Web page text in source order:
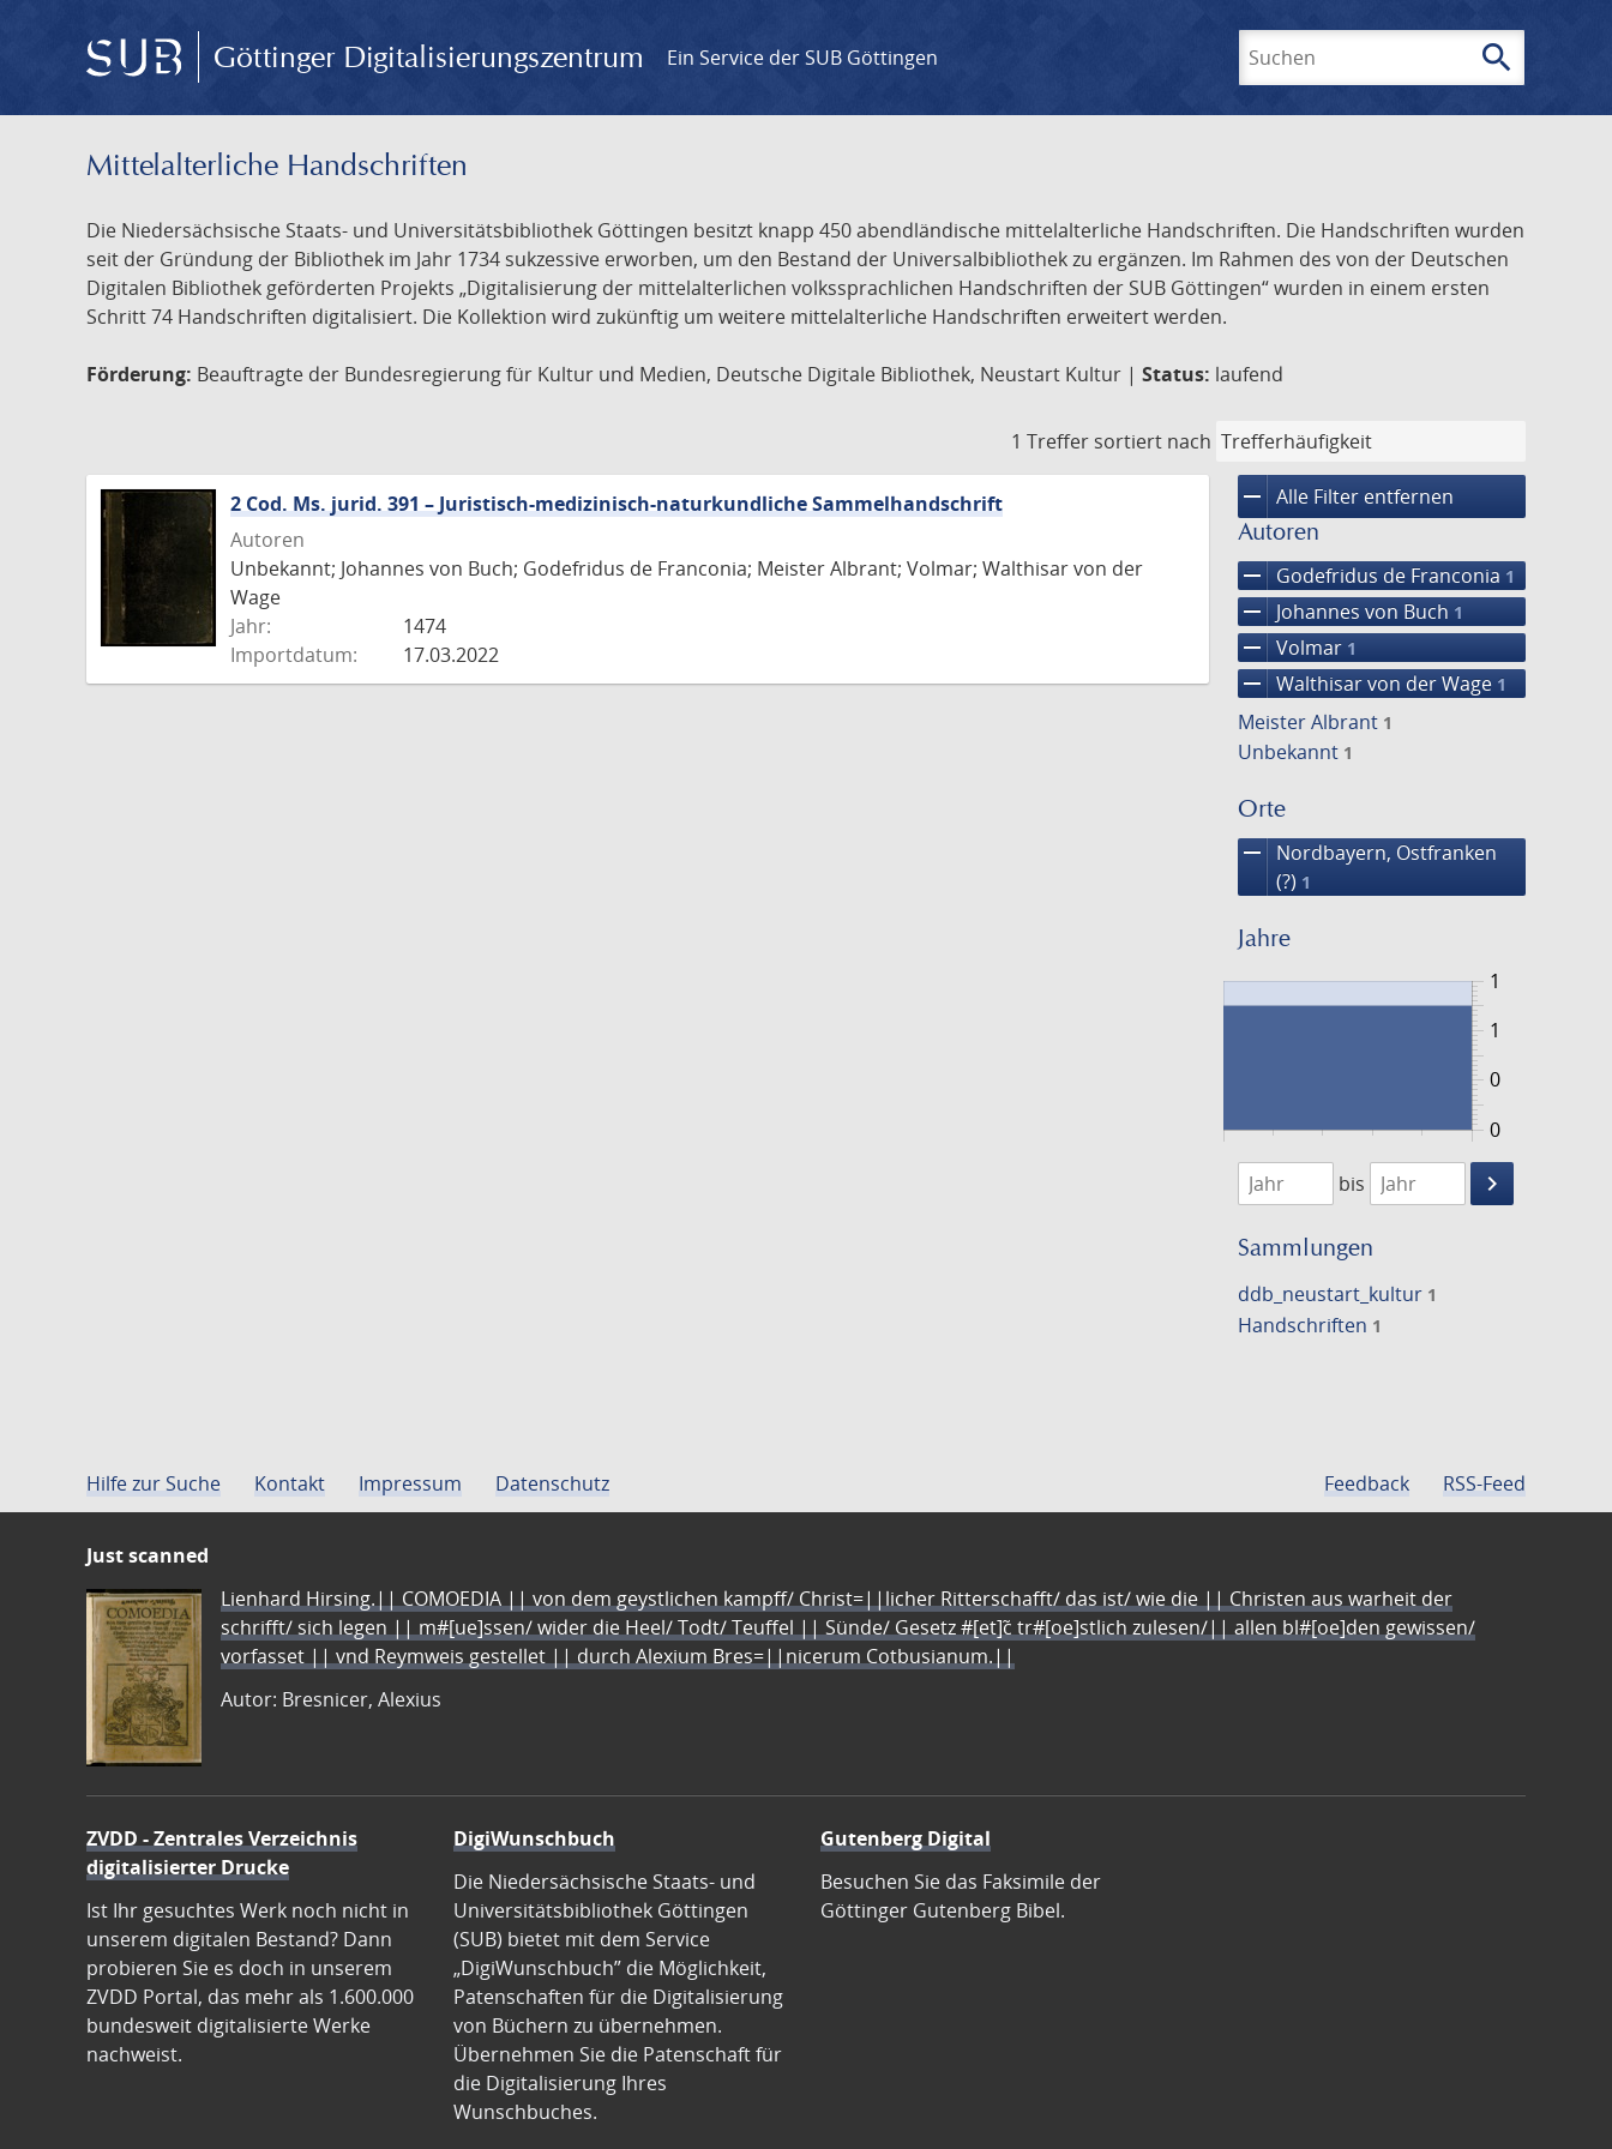
Göttinger Digitalisierungszentrum Ein Service der SUB Göttingen search
Mittelalterliche Handschriften
Die Niedersächsische Staats- und Universitätsbibliothek Göttingen besitzt knapp 450 abendländische mittelalterliche Handschriften. Die Handschriften wurden
seit der Gründung der Bibliothek im Jahr 1734 sukzessive erworben, um den Bestand der Universalbibliothek zu ergänzen. Im Rahmen des von der Deutschen
Digitalen Bibliothek geförderten Projekts „Digitalisierung der mittelalterlichen volkssprachlichen Handschriften der SUB Göttingen“ wurden in einem ersten
Schritt 74 Handschriften digitalisiert. Die Kollektion wird zukünftig um weitere mittelalterliche Handschriften erweitert werden.
Förderung: Beauftragte der Bundesregierung für Kultur und Medien, Deutsche Digitale Bibliothek, Neustart Kultur | Status: laufend
1 Treffer sortiert nach
remove Alle Filter entfernen
Autoren
remove Godefridus de Franconia 1
remove Johannes von Buch 1
remove Volmar 1
remove Walthisar von der Wage 1
Meister Albrant 1
Unbekannt 1
Orte
remove
Nordbayern, Ostfranken
(?) 1
Jahre
0
1
0
1
1474
1475
bis
keyboard_arrow_right
Suche
Sammlungen
ddb_neustart_kultur 1
Handschriften 1
2 Cod. Ms. jurid. 391 – Juristisch-medizinisch-naturkundliche Sammelhandschrift
Autoren
Unbekannt; Johannes von Buch; Godefridus de Franconia; Meister Albrant; Volmar; Walthisar von der
Wage
Jahr:
1474
Importdatum:
17.03.2022
Hilfe zur Suche Kontakt Impressum Datenschutz Feedback RSS-Feed
Just scanned
Lienhard Hirsing.|| COMOEDIA || von dem geystlichen kampff/ Christ=||licher Ritterschafft/ das ist/ wie die || Christen aus warheit der
schrifft/ sich legen || m#[ue]ssen/ wider die Heel/ Todt/ Teuffel || Sünde/ Gesetz #[et]c̃ tr#[oe]stlich zulesen/|| allen bl#[oe]den gewissen/
vorfasset || vnd Reymweis gestellet || durch Alexium Bres=||nicerum Cotbusianum.||
Autor: Bresnicer, Alexius
ZVDD - Zentrales Verzeichnis
digitalisierter Drucke
Ist Ihr gesuchtes Werk noch nicht in
unserem digitalen Bestand? Dann
probieren Sie es doch in unserem
ZVDD Portal, das mehr als 1.600.000
bundesweit digitalisierte Werke
nachweist.
DigiWunschbuch
Die Niedersächsische Staats- und
Universitätsbibliothek Göttingen
(SUB) bietet mit dem Service
„DigiWunschbuch” die Möglichkeit,
Patenschaften für die Digitalisierung
von Büchern zu übernehmen.
Übernehmen Sie die Patenschaft für
die Digitalisierung Ihres
Wunschbuches.
Gutenberg Digital
Besuchen Sie das Faksimile der
Göttinger Gutenberg Bibel.